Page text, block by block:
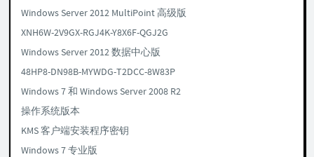
Windows Server 2012 MultiPoint 高级版
XNH6W-2V9GX-RGJ4K-Y8X6F-QGJ2G
Windows Server 2012 数据中心版
48HP8-DN98B-MYWDG-T2DCC-8W83P
Windows 7 和 Windows Server 2008 R2
操作系统版本
KMS 客户端安装程序密钥
Windows 7 专业版